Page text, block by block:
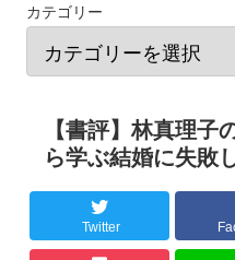
カテゴリー
【書評】林真理子
ら学ぶ結婚に失敗
Twitter